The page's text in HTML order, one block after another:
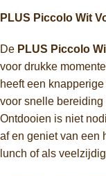
PLUS Piccolo Wit
De PLUS Piccolo
voor drukke
heeft een
voor snelle
Ontdooien is niet
af en geniet van een
lunch of als